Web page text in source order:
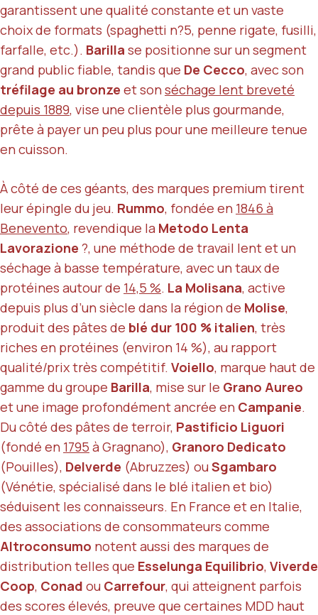
garantissent une qualité constante et un vaste
choix de formats (spaghetti n?5, penne rigate, fusilli,
farfalle, etc.). Barilla se positionne sur un segment
grand public fiable, tandis que De Cecco, avec son
tréfilage au bronze et son séchage lent breveté
depuis 1889, vise une clientèle plus gourmande,
prête à payer un peu plus pour une meilleure tenue
en cuisson.
À côté de ces géants, des marques premium tirent
leur épingle du jeu. Rummo, fondée en 1846 à
Benevento, revendique la Metodo Lenta
Lavorazione ?, une méthode de travail lent et un
séchage à basse température, avec un taux de
protéines autour de 14,5 %. La Molisana, active
depuis plus d’un siècle dans la région de Molise,
produit des pâtes de blé dur 100 % italien, très
riches en protéines (environ 14 %), au rapport
qualité/prix très compétitif. Voiello, marque haut de
gamme du groupe Barilla, mise sur le Grano Aureo
et une image profondément ancrée en Campanie.
Du côté des pâtes de terroir, Pastificio Liguori
(fondé en 1795 à Gragnano), Granoro Dedicato
(Pouilles), Delverde (Abruzzes) ou Sgambaro
(Vénétie, spécialisé dans le blé italien et bio)
séduisent les connaisseurs. En France et en Italie,
des associations de consommateurs comme
Altroconsumo notent aussi des marques de
distribution telles que Esselunga Equilibrio, Viverde
Coop, Conad ou Carrefour, qui atteignent parfois
des scores élevés, preuve que certaines MDD haut